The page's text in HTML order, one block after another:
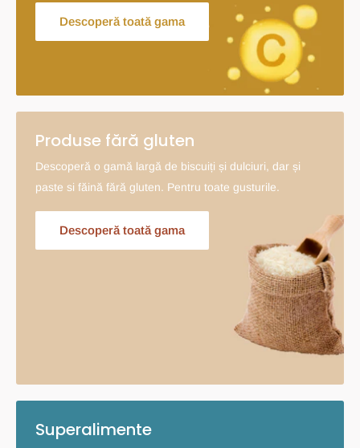
Descoperă toată gama
Produse fără gluten
Descoperă o gamă largă de biscuiți și dulciuri, dar și
paste si făină fără gluten. Pentru toate gusturile.
Descoperă toată gama
Superalimente